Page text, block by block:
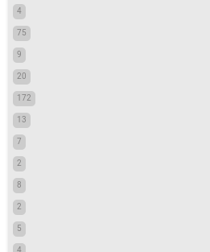
4
75
9
20
172
13
7
2
8
2
5